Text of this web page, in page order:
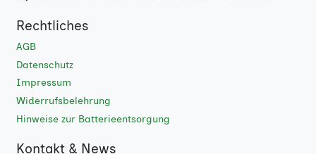
Rechtliches
AGB
Datenschutz
Impressum
Widerrufsbelehrung
Hinweise zur Batterieentsorgung
Kontakt & News